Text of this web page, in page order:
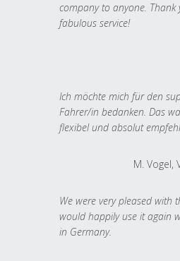
company to anyone. Thank
fabulous service!
Ich möchte mich für den
Fahrer/in bedanken. Das
flexibel und absolut
M. Vogel,
We were very pleased with
would happily use it again
in Germany.